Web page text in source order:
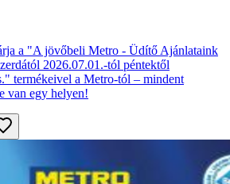
a "A jövőbeli Metro - Üdítő Ajánlataink
2026.07.01.-tól péntektől
termékeivel a Metro-tól – mindent
van egy helyen!